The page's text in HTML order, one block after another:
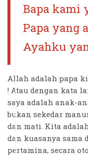
Bapa kami
Papa yang
Ayahku
Allah adalah papa
! Atau dengan kata
saya adalah anak-
bukan sekedar
dan mati. Kita
dan kuasanya sama
pertamina, secara